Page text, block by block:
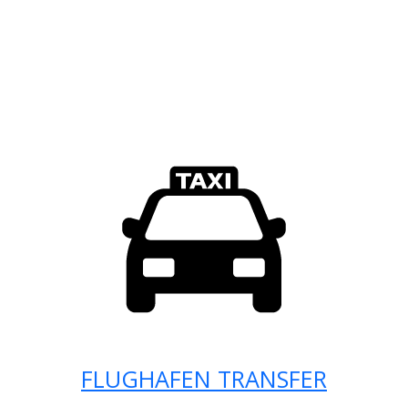
FLUGHAFEN TRANSFER